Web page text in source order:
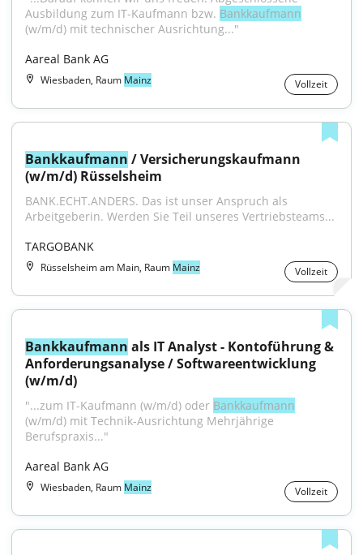
Ausbildung zum IT-Kaufmann bzw. Bankkaufmann
(w/m/d) mit technischer Ausrichtung..."
Aareal Bank AG
Wiesbaden, Raum Mainz Vollzeit
Bankkaufmann / Versicherungskaufmann
(w/m/d) Rüsselsheim
BANK.ECHT.ANDERS. Das ist unser Anspruch als
Arbeitgeberin. Werden Sie Teil unseres Vertriebsteams...
TARGOBANK
Rüsselsheim am Main, Raum Mainz Vollzeit
Bankkaufmann als IT Analyst - Kontoführung &
Anforderungsanalyse / Softwareentwicklung
(w/m/d)
"...zum IT-Kaufmann (w/m/d) oder Bankkaufmann
(w/m/d) mit Technik-Ausrichtung Mehrjährige
Berufspraxis..."
Aareal Bank AG
Wiesbaden, Raum Mainz Vollzeit